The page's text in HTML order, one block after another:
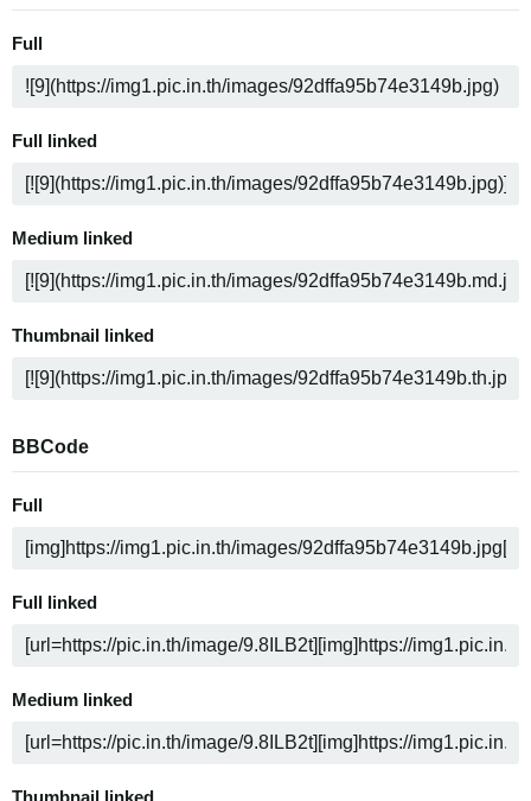
Full
Full linked
Medium linked
Thumbnail linked
BBCode
Full
Full linked
Medium linked